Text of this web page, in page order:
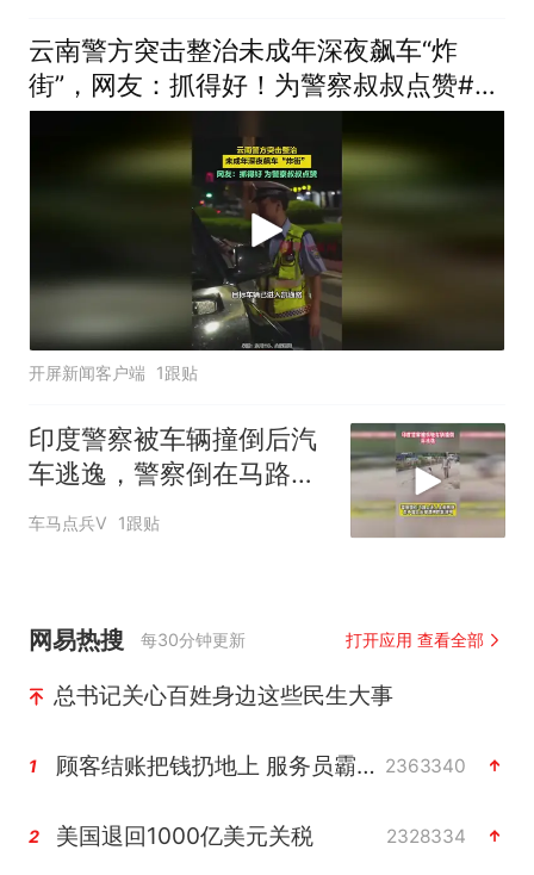
云南警方突击整治未成年深夜飙车“炸
街”，网友：抓得好！为警察叔叔点赞#整
治炸街
开屏新闻客户端 1跟贴
印度警察被车辆撞倒后汽
车逃逸，警察倒在马路上
无人上前搀扶
车马点兵V 1跟贴
网易热搜 每30分钟更新 打开应用 查看全部
总书记关心百姓身边这些民生大事
1 顾客结账把钱扔地上 服务员霸气扔回 2363340
2 美国退回1000亿美元关税 2328334